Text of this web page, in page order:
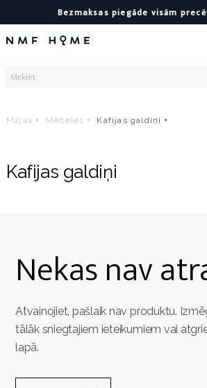
Bezmaksas piegāde visām
Mājas Mēbeles Kafijas galdiņi
Kafijas galdiņi
Nekas nav
Atvainojiet, pašlaik nav produktu.
tālāk sniegtajiem ieteikumiem vai
lapā.